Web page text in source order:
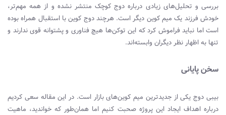
بررسی و تحلیل‌های زیادی درباره دوج کوچک منتشر نشده و از همه مهم‌تر،
خودش فرزند یک میم کوین دیگر است. هرچند دوج کوین با استقبال همراه بوده
است اما نباید فراموش کرد که این توکن‌ها هیچ فناوری و پشتوانه قوی ندارند و
تنها به اظهار نظر دیگران وابسته‌اند.
سخن پایانی
بیبی دوج یکی از جدیدترین میم کوین‌های بازار است. در این مقاله سعی کردیم
درباره اهداف ایجاد این پروژه صحبت کنیم اما همان‌طور که خواندید، ماهیت